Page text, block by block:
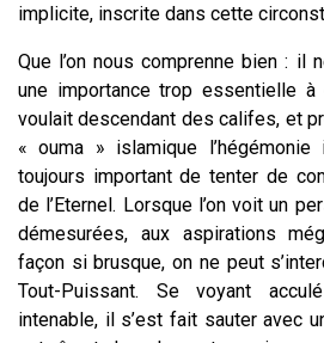
implicite, inscrite dans cette
Que l’on nous comprenne bien : il
une importance trop essentielle
voulait descendant des califes, et
« ouma » islamique
toujours important de tenter de
de l’Eternel. Lorsque l’on voit un
démesurées, aux aspirations
façon si brusque, on ne peut
Tout-Puissant. Se voyant
intenable, il s’est fait sauter avec